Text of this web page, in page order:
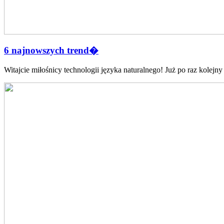
6 najnowszych trend�
Witajcie miłośnicy⁢ technologii języka‍ naturalnego! Już po raz‍ kolejny